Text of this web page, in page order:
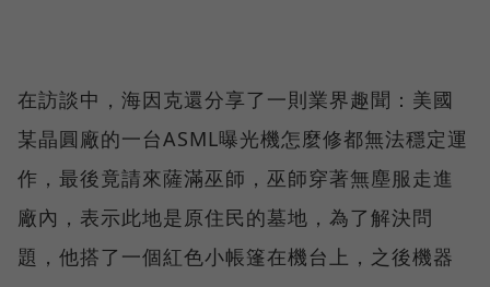
在訪談中，海因克還分享了一則業界趣聞：美國
某晶圓廠的一台ASML曝光機怎麼修都無法穩定運
作，最後竟請來薩滿巫師，巫師穿著無塵服走進
廠內，表示此地是原住民的墓地，為了解決問
題，他搭了一個紅色小帳篷在機台上，之後機器